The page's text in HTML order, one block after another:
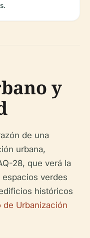
y
de una
urbana,
28, que verá la
verdes
históricos
de Urbanización